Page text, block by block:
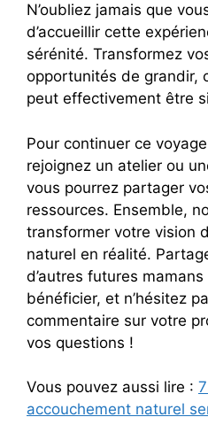
N’oubliez jamais que
d’accueillir cette
sérénité. Transformez
opportunités de grandir,
peut effectivement être
Pour continuer ce
rejoignez un atelier ou
vous pourrez partager
ressources. Ensemble,
transformer votre vision
naturel en réalité.
d’autres futures
bénéficier, et n’hésitez
commentaire sur votre
vos questions !
Vous pouvez aussi lire :
accouchement naturel